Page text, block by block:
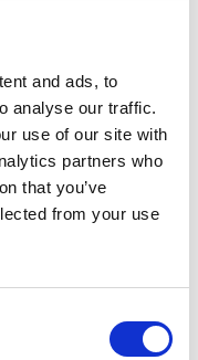
and ads, to
analyse our traffic.
use of our site with
partners who
that you’ve
from your use